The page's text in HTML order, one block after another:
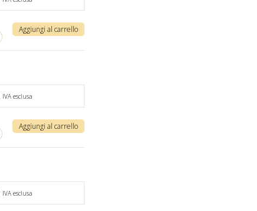
Aggiungi al carrello
IVA esclusa
Aggiungi al carrello
IVA esclusa